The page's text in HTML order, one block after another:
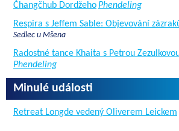
Čhangčhub DordžehoPhendeling
Respira s Jeffem Sable: Objevování
Sedlec u Mšena
Radostné tance Khaita s Petrou
Phendeling
Minulé události
Retreat Longde vedený Oliverem Leickem